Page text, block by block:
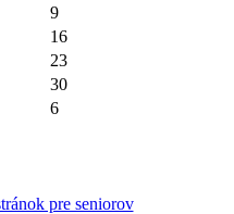
9
16
23
30
6
pre seniorov